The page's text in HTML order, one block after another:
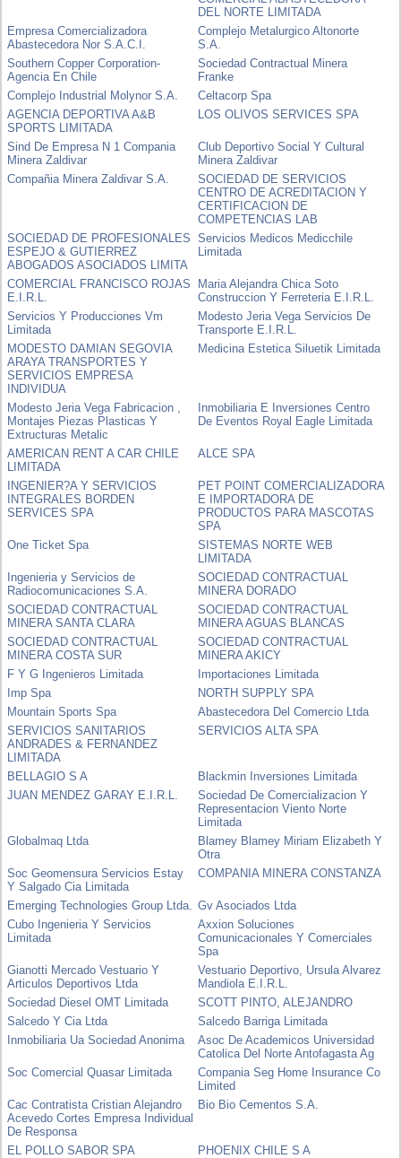
DEL NORTE LIMITADA
Empresa Comercializadora
Abastecedora Nor S.A.C.I.
Complejo Metalurgico Altonorte
S.A.
Southern Copper Corporation-
Agencia En Chile
Sociedad Contractual Minera
Franke
Complejo Industrial Molynor S.A.
Celtacorp Spa
AGENCIA DEPORTIVA A&B
SPORTS LIMITADA
LOS OLIVOS SERVICES SPA
Sind De Empresa N 1 Compania
Minera Zaldivar
Club Deportivo Social Y Cultural
Minera Zaldivar
Compañia Minera Zaldivar S.A.
SOCIEDAD DE SERVICIOS
CENTRO DE ACREDITACION Y
CERTIFICACION DE
COMPETENCIAS LAB
SOCIEDAD DE PROFESIONALES
ESPEJO & GUTIERREZ
ABOGADOS ASOCIADOS LIMITA
Servicios Medicos Medicchile
Limitada
COMERCIAL FRANCISCO ROJAS
E.I.R.L.
Maria Alejandra Chica Soto
Construccion Y Ferreteria E.I.R.L.
Servicios Y Producciones Vm
Limitada
Modesto Jeria Vega Servicios De
Transporte E.I.R.L.
MODESTO DAMIAN SEGOVIA
ARAYA TRANSPORTES Y
SERVICIOS EMPRESA
INDIVIDUA
Medicina Estetica Siluetik Limitada
Modesto Jeria Vega Fabricacion ,
Montajes Piezas Plasticas Y
Extructuras Metalic
Inmobiliaria E Inversiones Centro
De Eventos Royal Eagle Limitada
AMERICAN RENT A CAR CHILE
LIMITADA
ALCE SPA
INGENIER?A Y SERVICIOS
INTEGRALES BORDEN
SERVICES SPA
PET POINT COMERCIALIZADORA
E IMPORTADORA DE
PRODUCTOS PARA MASCOTAS
SPA
One Ticket Spa
SISTEMAS NORTE WEB
LIMITADA
Ingenieria y Servicios de
Radiocomunicaciones S.A.
SOCIEDAD CONTRACTUAL
MINERA DORADO
SOCIEDAD CONTRACTUAL
MINERA SANTA CLARA
SOCIEDAD CONTRACTUAL
MINERA AGUAS BLANCAS
SOCIEDAD CONTRACTUAL
MINERA COSTA SUR
SOCIEDAD CONTRACTUAL
MINERA AKICY
F Y G Ingenieros Limitada
Importaciones Limitada
Imp Spa
NORTH SUPPLY SPA
Mountain Sports Spa
Abastecedora Del Comercio Ltda
SERVICIOS SANITARIOS
ANDRADES & FERNANDEZ
LIMITADA
SERVICIOS ALTA SPA
BELLAGIO S A
Blackmin Inversiones Limitada
JUAN MENDEZ GARAY E.I.R.L.
Sociedad De Comercializacion Y
Representacion Viento Norte
Limitada
Globalmaq Ltda
Blamey Blamey Miriam Elizabeth Y
Otra
Soc Geomensura Servicios Estay
Y Salgado Cia Limitada
COMPANIA MINERA CONSTANZA
Emerging Technologies Group Ltda.
Gv Asociados Ltda
Cubo Ingenieria Y Servicios
Limitada
Axxion Soluciones
Comunicacionales Y Comerciales
Spa
Gianotti Mercado Vestuario Y
Articulos Deportivos Ltda
Vestuario Deportivo, Ursula Alvarez
Mandiola E.I.R.L.
Sociedad Diesel OMT Limitada
SCOTT PINTO, ALEJANDRO
Salcedo Y Cia Ltda
Salcedo Barriga Limitada
Inmobiliaria Ua Sociedad Anonima
Asoc De Academicos Universidad
Catolica Del Norte Antofagasta Ag
Soc Comercial Quasar Limitada
Compania Seg Home Insurance Co
Limited
Cac Contratista Cristian Alejandro
Acevedo Cortes Empresa Individual
De Responsa
Bio Bio Cementos S.A.
EL POLLO SABOR SPA
PHOENIX CHILE S A